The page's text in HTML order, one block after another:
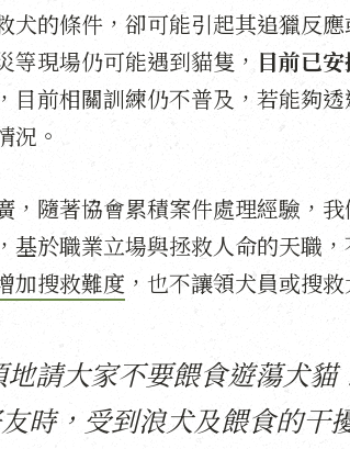
的條件，卻可能引起其追獵反應
現場仍可能遇到貓隻， 目前已
目前相關訓練仍不普及，若能夠
況。
，隨著協會累積案件處理經驗，
基於職業立場與拯救人命的天職
加搜救難度 ，也不讓領犬員或搜
請大家不要餵食遊蕩犬貓
時，受到浪犬及餵食的干